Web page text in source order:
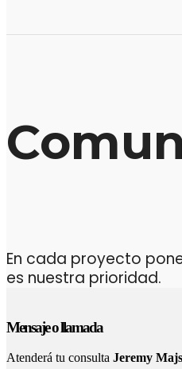
En cada proyecto
es nuestra prioridad.
Mensaje o llamada
Atenderá tu consulta Jeremy